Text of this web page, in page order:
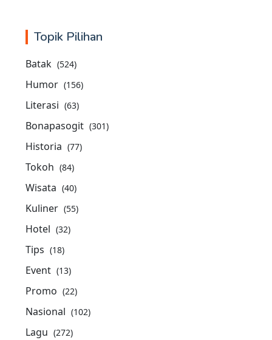
Topik Pilihan
Batak (524)
Humor (156)
Literasi (63)
Bonapasogit (301)
Historia (77)
Tokoh (84)
Wisata (40)
Kuliner (55)
Hotel (32)
Tips (18)
Event (13)
Promo (22)
Nasional (102)
Lagu (272)